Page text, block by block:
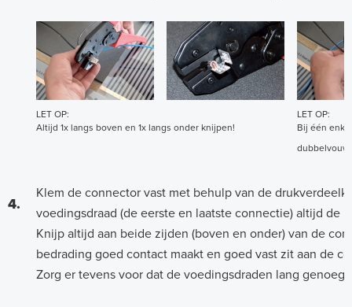
LET OP:
Altijd 1x langs boven en 1x langs onder knijpen!
LET OP:
Bij één
4.
Klem de connector vast met behulp van de
voedingsdraad (de eerste en laatste connectie) altijd de
Knijp altijd aan beide zijden (boven en onder) van de
bedrading goed contact maakt en goed vast zit aan de
Zorg er tevens voor dat de voedingsdraden lang genoeg